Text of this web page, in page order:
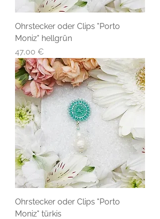
Ohrstecker oder Clips "Porto
Moniz" hellgrün
Preis
47,00 €
Ohrstecker oder Clips "Porto
Moniz" türkis